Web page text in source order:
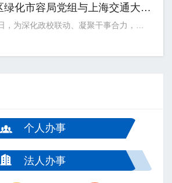
普陀区绿化市容局党组与上海交通大学设计学院党委开展联组交流
个人办事
法人办事